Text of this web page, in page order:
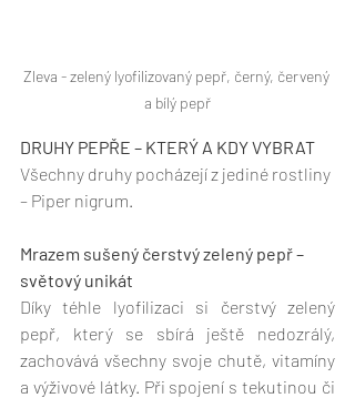
Zleva - zelený lyofilizovaný pepř, černý, červený
a bílý pepř
DRUHY PEPŘE – KTERÝ A KDY VYBRAT
Všechny druhy pocházejí z jediné rostliny
– Piper nigrum.
Mrazem sušený čerstvý zelený pepř –
světový unikát
Díky téhle lyofilizaci si čerstvý zelený
pepř, který se sbírá ještě nedozrálý,
zachovává všechny svoje chutě, vitamíny
a výživové látky. Při spojení s tekutinou či